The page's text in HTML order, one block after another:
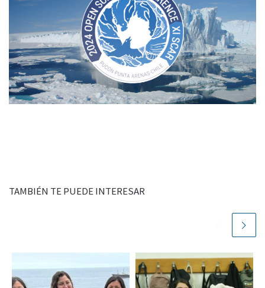
TAMBIÉN TE PUEDE INTERESAR